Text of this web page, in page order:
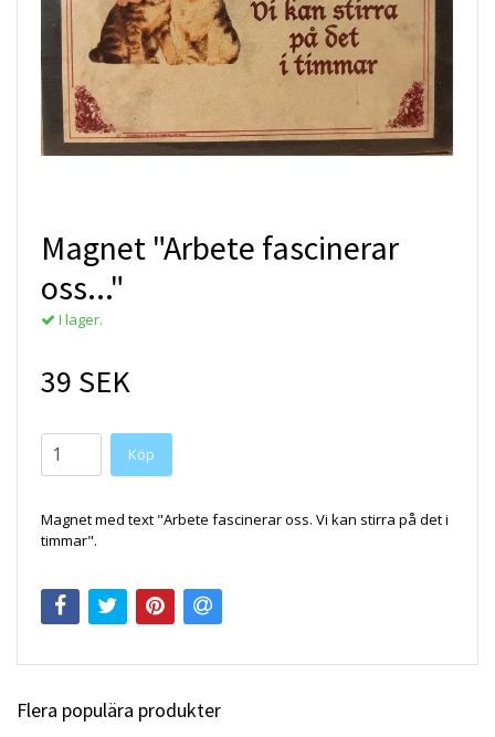
Magnet "Arbete fascinerar
oss..."
I lager.
39 SEK
Köp
Magnet med text "Arbete fascinerar oss. Vi kan stirra på det i
timmar".
Flera populära produkter